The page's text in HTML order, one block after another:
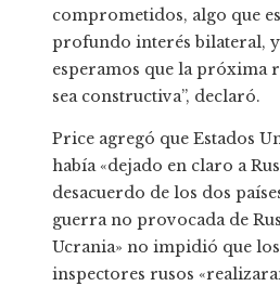
comprometidos, algo que
profundo interés bilateral, y
esperamos que la próxima
sea constructiva”, declaró.
Price agregó que Estados
había «dejado en claro a
desacuerdo de los dos
guerra no provocada de
Ucrania» no impidió que los
inspectores rusos